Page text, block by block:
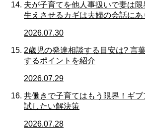
夫が子育てを他人事扱いで妻は
生えさせるカギは夫婦の会話にあ
2026.07.30
2歳児の発達相談する目安は? 言
するポイントを紹介
2026.07.29
共働きで子育てはもう限界！ギ
試したい解決策
2026.07.28